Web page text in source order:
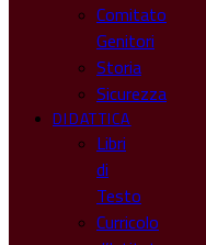
Comitato
Genitori
Storia
Sicurezza
DIDATTICA
Libri
di
Testo
Curricolo